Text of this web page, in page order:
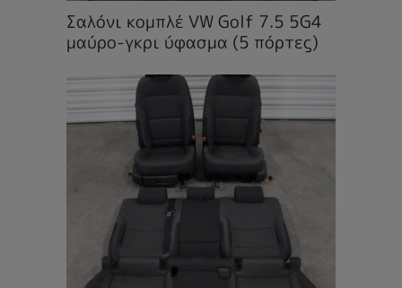
Σαλόνι κομπλέ VW Golf 7.5 5G4
μαύρο-γκρι ύφασμα (5 πόρτες)